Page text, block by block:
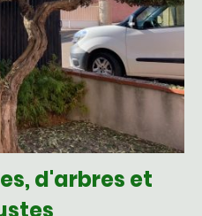
d'arbres et